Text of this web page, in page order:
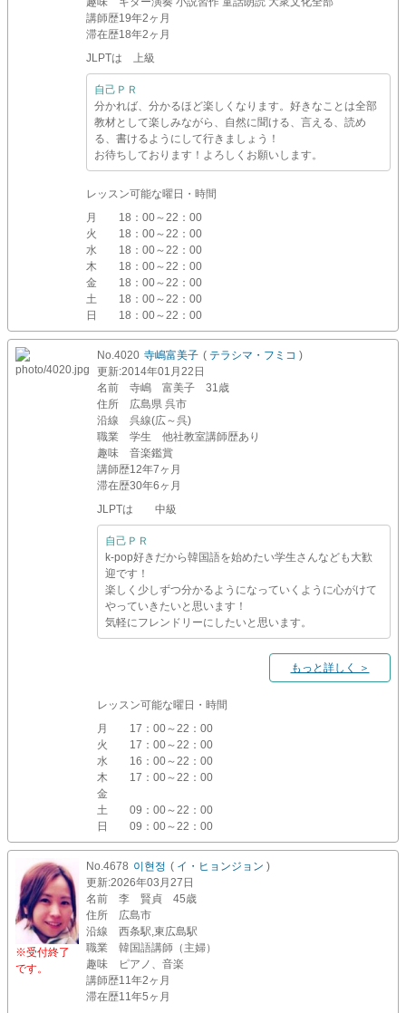
講師歴19年2ヶ月
滞在歴18年2ヶ月
JLPTは 上級
自己ＰＲ
分かれば、分かるほど楽しくなります。好きなことは全部
教材として楽しみながら、自然に聞ける、言える、読め
る、書けるようにして行きましょう！
お待ちしております！よろしくお願いします。
レッスン可能な曜日・時間
月
18：00～22：00
火
18：00～22：00
水
18：00～22：00
木
18：00～22：00
金
18：00～22：00
土
18：00～22：00
日
18：00～22：00
No.4020 寺嶋富美子 ( テラシマ・フミコ )
更新:2014年01月22日
名前
寺嶋 富美子 31歳
住所
広島県 呉市
沿線
呉線(広～呉)
職業
学生 他社教室講師歴あり
趣味
音楽鑑賞
講師歴12年7ヶ月
滞在歴30年6ヶ月
JLPTは 中級
自己ＰＲ
k-pop好きだから韓国語を始めたい学生さんなども大歓
迎です！
楽しく少しずつ分かるようになっていくように心がけて
やっていきたいと思います！
気軽にフレンドリーにしたいと思います。
もっと詳しく ＞
レッスン可能な曜日・時間
月
17：00～22：00
火
17：00～22：00
水
16：00～22：00
木
17：00～22：00
金
土
09：00～22：00
日
09：00～22：00
※受付終了
です。
No.4678 이현정 ( イ・ヒョンジョン )
更新:2026年03月27日
名前
李 賢貞 45歳
住所
広島市
沿線
西条駅,東広島駅
職業
韓国語講師（主婦）
趣味
ピアノ、音楽
講師歴11年2ヶ月
滞在歴11年5ヶ月